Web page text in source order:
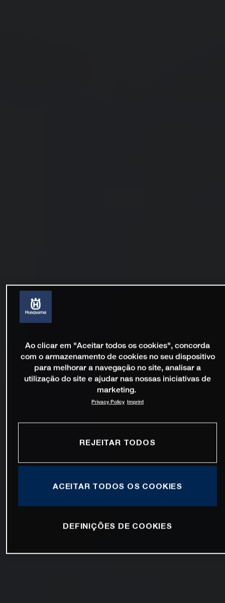
Ao clicar em "Aceitar todos os cookies", concorda
com o armazenamento de cookies no seu dispositivo
para melhorar a navegação no site, analisar a
utilização do site e ajudar nas nossas iniciativas de
marketing.
Privacy Policy Imprint
REJEITAR TODOS
ACEITAR TODOS OS COOKIES
DEFINIÇÕES DE COOKIES